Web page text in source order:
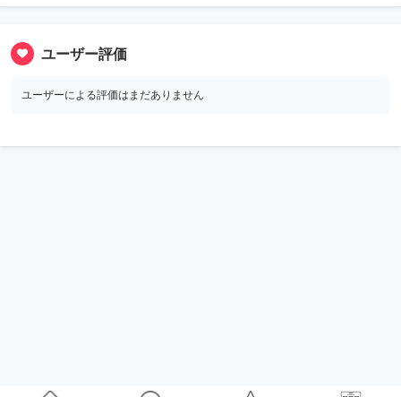
ユーザー評価
ユーザーによる評価はまだありません